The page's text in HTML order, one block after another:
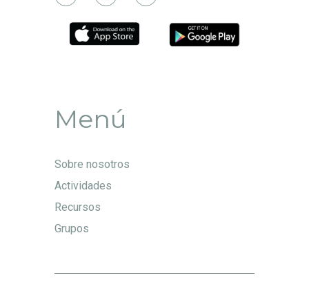
Menú
Sobre nosotros
Actividades
Recursos
Grupos